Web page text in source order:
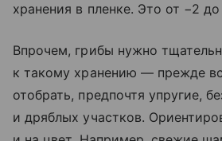
хранения в пленке. Это от −2
Впрочем, грибы нужно
к такому хранению — прежде
отобрать, предпочтя упругие,
и дряблых участков.